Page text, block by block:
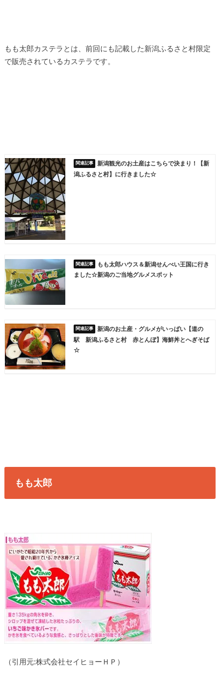
もも太郎カステラとは、前回にも記載した新潟ふるさと村限定
で販売されているカステラです。
新潟観光のお土産はこちらで決まり！【新
潟ふるさと村】に行きました☆
もも太郎ハウス＆新潟せんべい王国に行き
ました☆新潟のご当地グルメスポット
新潟のお土産・グルメがいっぱい【道の
駅 新潟ふるさと村 赤とんぼ】海鮮丼とへぎそば
☆
もも太郎
（引用元:株式会社セイヒョーＨＰ）